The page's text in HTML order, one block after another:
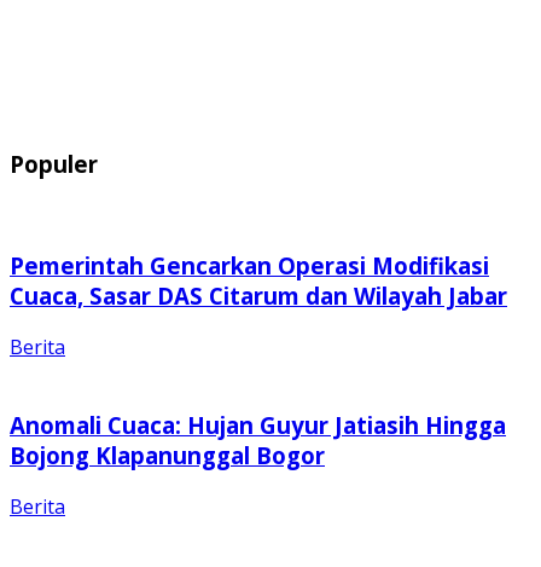
Populer
Pemerintah Gencarkan Operasi Modifikasi
Cuaca, Sasar DAS Citarum dan Wilayah Jabar
Berita
Anomali Cuaca: Hujan Guyur Jatiasih Hingga
Bojong Klapanunggal Bogor
Berita